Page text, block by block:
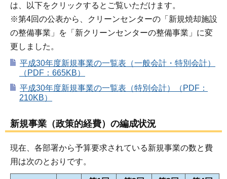
は、以下をクリックするとご覧いただけます。
※第4回の公表から、クリーンセンターの「新規焼却施設
の整備事業」を「新クリーンセンターの整備事業」に変
更しました。
平成30年度新規事業の一覧表（一般会計・特別会計）
（PDF：665KB）
平成30年度新規事業の一覧表（特別会計）（PDF：
210KB）
新規事業（政策的経費）の編成状況
現在、各部署から予算要求されている新規事業の数と費
用は次のとおりです。